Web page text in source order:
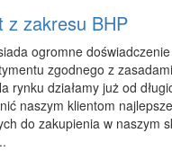
z zakresu BHP
ogromne
zgodnego z
rynku działamy już od
naszym klientom
do zakupienia w naszym